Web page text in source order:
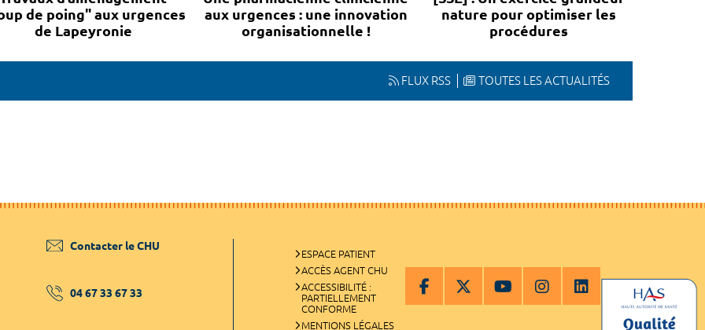
de poing" aux urgences
de Lapeyronie
aux urgences : une innovation
organisationnelle !
nature pour optimiser les
procédures
FLUX RSS TOUTES LES ACTUALITÉS
Contacter le CHU
04 67 33 67 33
ESPACE PATIENT
ACCÈS AGENT CHU
ACCESSIBILITÉ :
PARTIELLEMENT
CONFORME
MENTIONS LÉGALES